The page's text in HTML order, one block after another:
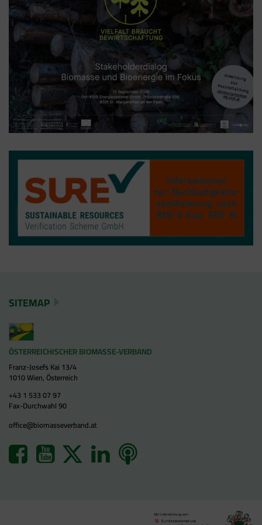
SITEMAP
ÖSTERREICHISCHER BIOMASSE-VERBAND
Franz-Josefs Kai 13/4
1010 Wien, Österreich
+43 1 533 07 97
Fax-Durchwahl 90
office@biomasseverband.at
Google Tag Manager
Der Google Tag Manager setzt keine Cookies
(im leeren Zustand). Der Tag Manager ist nur
ein "Container", über den Sie u.a. verschiedene
Tracking- und Remarketing-Codes gebündelt
einbauen können. Wenn Sie beispielsweise
Google Analytics über den Tag Manager
einbinden, werden Cookies gesetzt. Diese
und nicht vom Tag Manager selbst.